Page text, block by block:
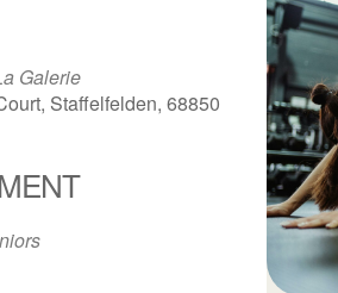
Office 365
Galerie
Staffelfelden, 68850